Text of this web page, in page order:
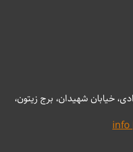
خیابان شهیدان، برج زیتون،
info